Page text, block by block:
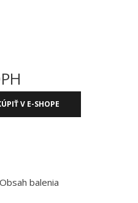
V E-SHOPE
Obsah balenia